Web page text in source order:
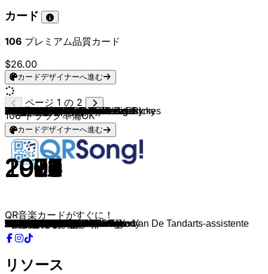
カード
106 プレミアム品質カード
$26.00
カードデザイナーへ進む
Sluwe Ollie & Franc James & Ricky
2017
Tien Keer
Frenna & Shallipopi
2025
ZAAZAA
De Jeugd Van Tegenwoordig
2010
Sterrenstof
Bloem
1980
Even Aan Mijn Moeder Vragen
Doe Maar
1981
Sinds 1 Dag Of 2
Suzan & Freek
2023
Honderd Keer
Whitney Houston
1987
I Wanna Dance With Somebody
De Jeugd Van Tegenwoordig
2005
Watskeburt?!
Boef
2016
Hosselen
Ed Sheeran
2017
Castle on the Hill
Snoop Dogg
2011
Young, Wild & Free
Kinderen voor Kinderen
2016
Niets is Cooler dan Kerstmis
Roxy Dekker
2023
Anne-Fleur Vakantie
Adele
2011
Someone Like You
Kraantje Pappie
2019
Vallende Ster
WALK THE MOON
2014
Shut Up And Dance
Zara Larsson
2015
Lush Life
Girlys Blog
2018
Landen Op Ibiza
Martin Morero
2024
Spijt Is Voor Later
Acda en de Munnik
1998
Het Regent Zonnestralen
Tim Schalkx
2018
Boven Op De Berg
Bankzitters
2024
Boevenpad
Lange Frans
2008
22 Baco
Mariah Carey
1994
All I Want For Christmas Is You
Antoon
2022
Hallo
Mart Hoogkamer
2021
Ik Ga Zwemmen
Harry Styles
2019
Watermelon Sugar
BTS
2020
Dynamite
Daddy Yankee & Snow
2019
Con Calma
MEROL
2018
LEKKER MET DE MEIDEN
Luis Fonsi & Daddy Yankee
2017
Despacito
Calvin Harris
2017
Feels
DNCE
2015
Cake By The Ocean
André Hazes Jr.
2016
Leef
Eva Simons & Konshens
2015
Policeman
DJ Snake
2013
Turn Down for What
Miss Montreal
2013
Hoe
Carly Rae Jepsen
2011
Call Me Maybe
PSY
2012
Gangnam Style
Icona Pop & Charli XCX
2012
I Love It
LMFAO
2011
Sexy And I Know It
Zanger Rinus
2011
Met Romana op de scooter
Britt
2011
F*cking Vet!!!
Gers Pardoel
2011
Ik Neem Je Mee
Justin Bieber
2010
Baby
Bruno Mars
2010
Just The Way You Are
Cascada
2009
Evacuate The Dancefloor
Kid Rock
2007
All Summer Long
Nick & Simon
2008
Rosanne
Lady Gaga (feat. Colby O'Donis)
2008
Just Dance
Katy Perry
2008
I Kissed A Girl
Michel Teló
2012
Ai Se Eu Te Pego
BLØF
2007
Alles Is Liefde
René Schuurmans
2007
Laat De Zon In Je Hart
Shakira
2005
Hips Don't Lie
Justin Timberlake & Timbaland
2006
SexyBack
The Pussycat Dolls & Busta Rhymes
2005
Don't Cha
Bob Sinclar & Gary Pine
2005
Love Generation
Michael Gray
2004
The Weekend
K-Liber
2004
Viben
Günther
2003
Ding Dong Song
Kelis
2003
Milkshake
Frans Bauer
2003
Heb Je Even Voor Mij
David Guetta & Benny Benassi
2002
Satisfaction
Gebroeders Ko
2003
Toeter Op M'n Waterscooter
Panjabi MC
2002
Mundian To Bach Ke
Shakira
2001
Whenever, Wherever
A Touch Of Class
2000
Around the World
Alcazar
2001
Crying at the Discoteque
Backstreet Boys
1999
I Want It That Way
Vengaboys
1999
We’re Going To Ibiza!
Eiffel 65
1999
Blue
Britney Spears
1998
...Baby One More Time
Loona
2010
Vamos a la Playa
Robbie Williams
1997
Angels
Paradisio
1996
Bailando
Spice Girls
1996
Wannabe
Party Animals
1996
Have You Ever Been Mellow
Peter de Koning
1996
Het Is Altijd Lente In De Ogen Van De Tandarts-assistente
Scatman John
1994
Scatman
Carl Douglas
1974
Kung Fu Fighting
Mo-Do
1994
Eins Zwei Polizei
2 Unlimited
1993
No Limit
Los Del Rio
1996
Macarena
Robin S.
1992
Show Me Love
Gordon
1991
Kon Ik Maar Even Bij Je Zijn
Right Said Fred
1992
I'm Too Sexy
Koos Alberts
1989
Zijn Het Je Ogen
MC Hammer
1990
U Can't Touch This
Katrina & The Waves
1985
Walking On Sunshine
A-ha
1985
Take On Me
Billy Joel
1983
Uptown Girl
Nena
1984
99 Luftballons
Andre Hazes
1981
Het Laatste Rondje
The Human League
1981
Don't You Want Me
Dolly Parton
1980
9 to 5
De Electronica's
1980
De Vogeltjesdans
Herman van Veen
1979
Opzij
Village People
1978
Y.M.C.A.
Gloria Gaynor
1978
I Will Survive
ページ 1 の 2
106トラック準備OK
カードデザイナーへ進む
QR音楽カードがすぐに！
リソース